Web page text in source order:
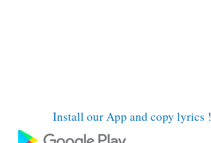
Install our App and copy lyrics !